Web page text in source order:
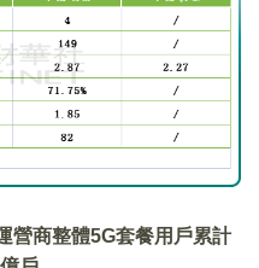
營商整體5G套餐用戶累計